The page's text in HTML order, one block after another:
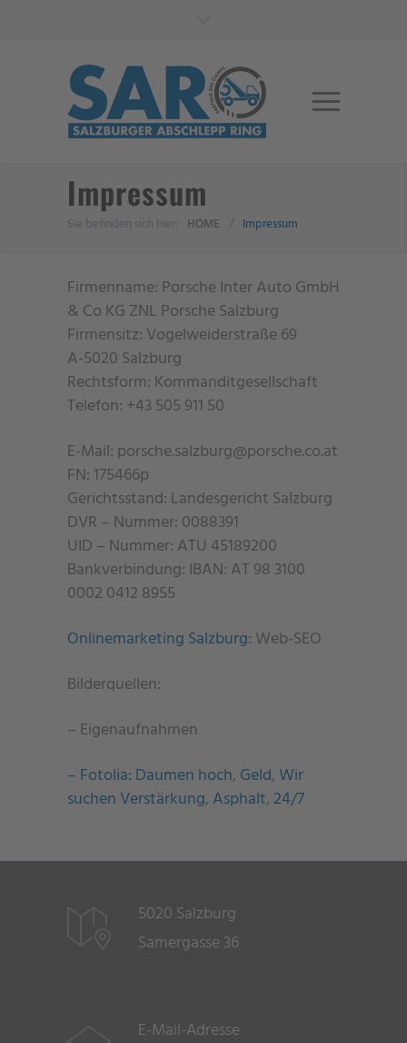
Impressum
Sie befinden sich hier: HOME / Impressum
Firmenname: Porsche Inter Auto GmbH
& Co KG ZNL Porsche Salzburg
Firmensitz: Vogelweiderstraße 69
A-5020 Salzburg
Rechtsform: Kommanditgesellschaft
Telefon: +43 505 911 50
E-Mail: porsche.salzburg@porsche.co.at
FN: 175466p
Gerichtsstand: Landesgericht Salzburg
DVR – Nummer: 0088391
UID – Nummer: ATU 45189200
Bankverbindung: IBAN: AT 98 3100
0002 0412 8955
Onlinemarketing Salzburg: Web-SEO
Bilderquellen:
– Eigenaufnahmen
– Fotolia: Daumen hoch, Geld, Wir
suchen Verstärkung, Asphalt, 24/7
5020 Salzburg
Samergasse 36
E-Mail-Adresse